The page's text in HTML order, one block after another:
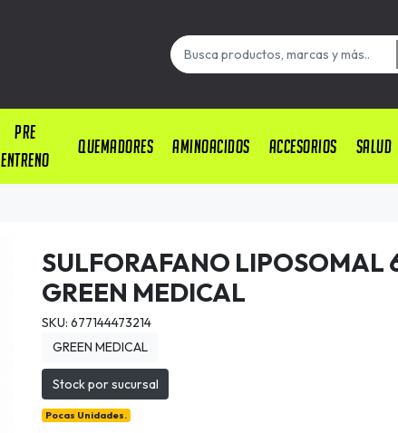
PRE
ENTRENO
QUEMADORES AMINOACIDOS ACCESORIOS SALUD
SULFORAFANO LIPOSOMAL
GREEN MEDICAL
SKU: 677144473214
GREEN MEDICAL
Stock por sucursal
Pocas Unidades.